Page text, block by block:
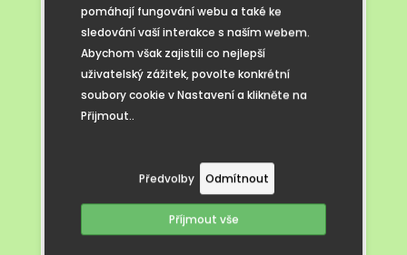
pomáhají fungování webu a také ke
sledování vaší interakce s naším webem.
Abychom však zajistili co nejlepší
uživatelský zážitek, povolte konkrétní
soubory cookie v Nastavení a klikněte na
Přijmout..
Předvolby Odmítnout
Příjmout vše